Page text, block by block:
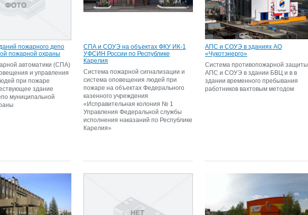
пожарного депо
пожарной охраны
автоматики (СПА)
и управления
при пожаре
здание
муниципальной
СПА и СОУЭ на объектах ФКУ ИК-1
УФСИН России по Республике
Карелия
Система пожарной сигнализации и
система оповещения людей при
пожаре на объектах Федерального
казенного учреждения
«Исправительная колония № 1
Управления Федеральной службы
исполнения наказаний по Республике
Карелия»
АПС и СОУЭ в зданиях АО
«Чукотэнерго»
Система противопожарной защиты
АПС и СОУЭ в здании БВЦ и в в
здании временного пребывания
работников вахтовым методом